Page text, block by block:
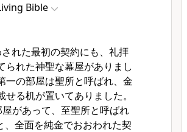
Bible
れた最初の契約にも、礼拝
られた神聖な幕屋がありまし
一の部屋は聖所と呼ばれ、金
る机が置いてありました。
があって、至聖所と呼ばれ
全面を純金でおおわれた契